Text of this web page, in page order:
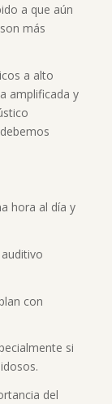
a que aún
más
a alto
amplificada y
hora al día y
con
si
del